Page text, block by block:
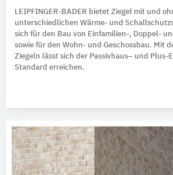
LEIPFINGER-BADER bietet Ziegel mit und
unterschiedlichen Wärme- und
sich für den Bau von Einfamilien-, Doppel-
sowie für den Wohn- und Geschossbau. Mit
Ziegeln lässt sich der Passivhaus– und Plus-
Standard erreichen.